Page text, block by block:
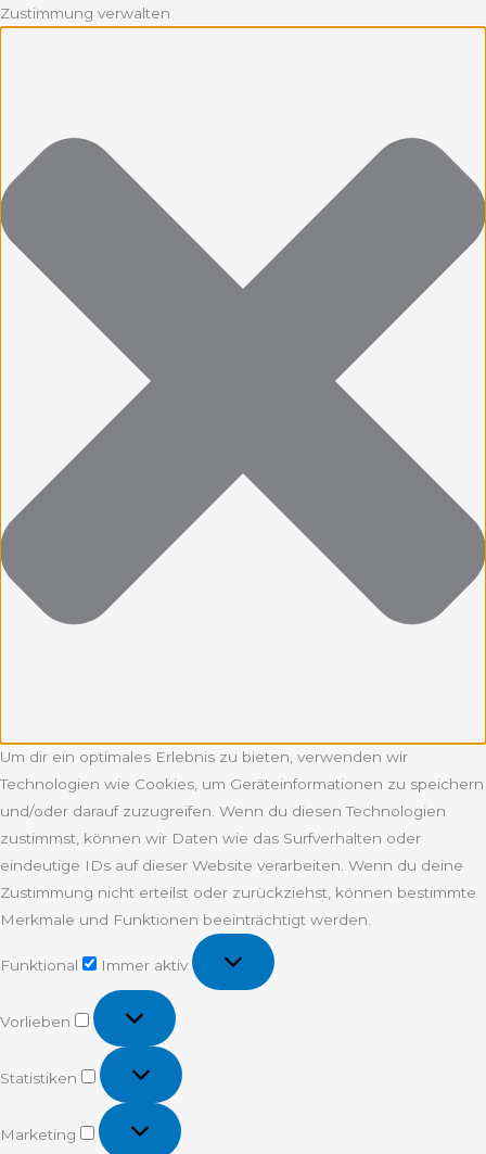
Zustimmung verwalten
Um dir ein optimales Erlebnis zu bieten, verwenden wir
Technologien wie Cookies, um Geräteinformationen zu speichern
und/oder darauf zuzugreifen. Wenn du diesen Technologien
zustimmst, können wir Daten wie das Surfverhalten oder
eindeutige IDs auf dieser Website verarbeiten. Wenn du deine
Zustimmung nicht erteilst oder zurückziehst, können bestimmte
Merkmale und Funktionen beeinträchtigt werden.
Funktional
Immer aktiv
Vorlieben
Vorlieben
Statistiken
Statistiken
Marketing
Marketing